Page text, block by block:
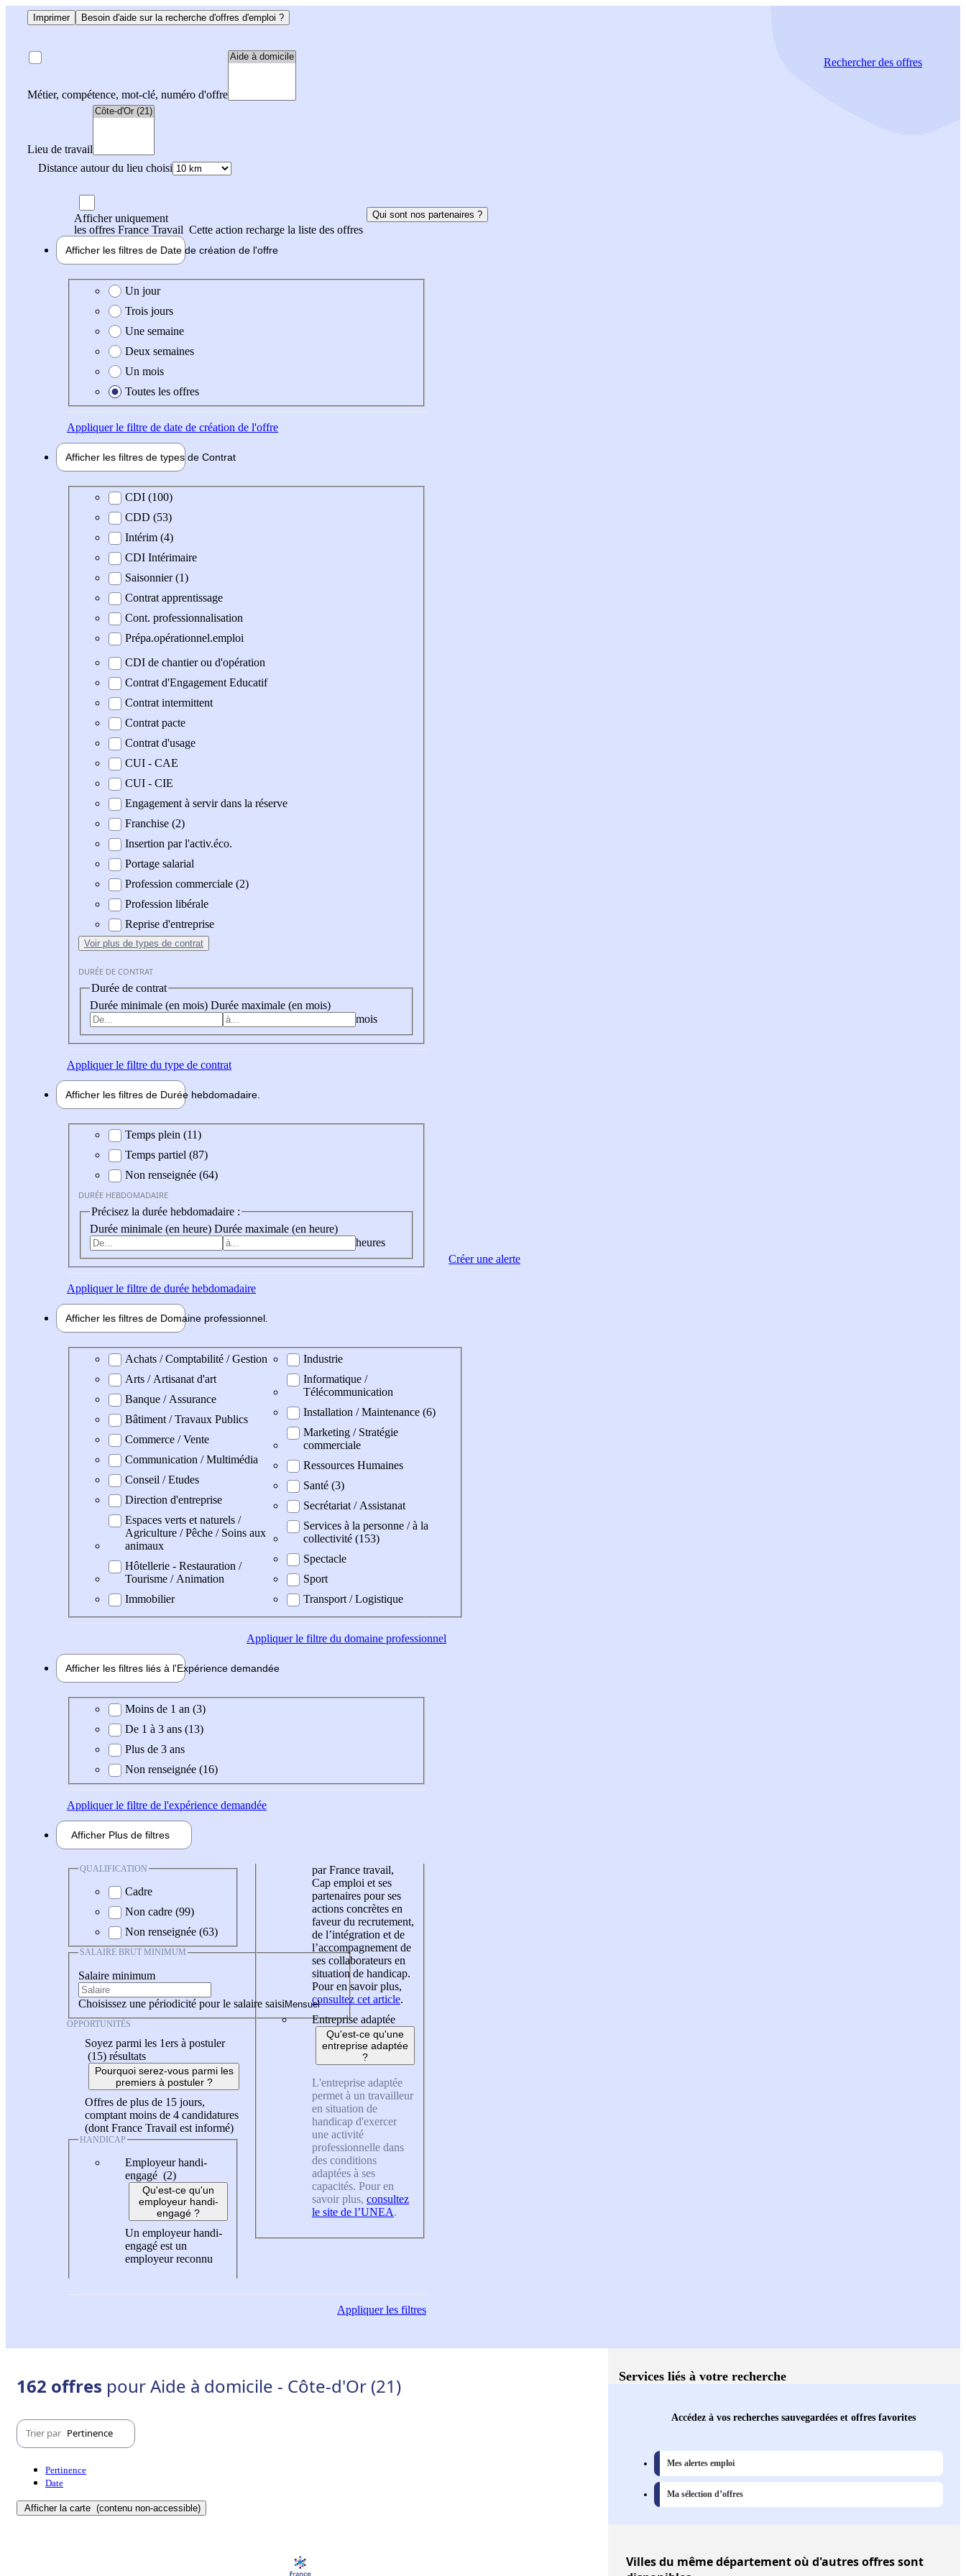
Imprimer Besoin d'aide sur la recherche d'offres d'emploi ?
Métier, compétence, mot-clé, numéro d'offre
Lieu de travail
Distance autour du lieu choisi
Rechercherdes offres
Afficher uniquement
les offres France Travail Cette action recharge la liste des offres
Qui sont nos partenaires ?
Afficher les filtres de Date de création de l'offre
Date de création de l'offre
Un jour
Trois jours
Une semaine
Deux semaines
Un mois
Toutes les offres
Appliquerle filtre de date de création de l'offre
Afficher les filtres de types de Contrat
Type de contratCDI (100)
CDD (53)
Intérim (4)
CDI Intérimaire
Saisonnier (1)
Contrat apprentissage
Cont. professionnalisation
Prépa.opérationnel.emploi
CDI de chantier ou d'opération
Contrat d'Engagement Educatif
Contrat intermittent
Contrat pacte
Contrat d'usage
CUI - CAE
CUI - CIE
Engagement à servir dans la réserve
Franchise (2)
Insertion par l'activ.éco.
Portage salarial
Profession commerciale (2)
Profession libérale
Reprise d'entreprise
Voir plus de types de contrat
DURÉE DE CONTRAT
Durée de contrat
Durée minimale (en mois) Durée maximale (en mois)
mois
Appliquerle filtre du type de contrat
Afficher les filtres de Durée hebdomadaire
Durée hebdomadaire
Temps plein (11)
Temps partiel (87)
Non renseignée (64)
DURÉE HEBDOMADAIRE
Précisez la durée hebdomadaire :
Durée minimale (en heure) Durée maximale (en heure)
heures
Appliquerle filtre de durée hebdomadaire
Afficher les filtres de Domaine professionnel
Domaine professionel
Achats / Comptabilité / Gestion
Arts / Artisanat d'art
Banque / Assurance
Bâtiment / Travaux Publics
Commerce / Vente
Communication / Multimédia
Conseil / Etudes
Direction d'entreprise
Espaces verts et naturels /
Agriculture / Pêche / Soins aux
animaux
Hôtellerie - Restauration /
Tourisme / Animation
Immobilier
Industrie
Informatique /
Télécommunication
Installation / Maintenance (6)
Marketing / Stratégie
commerciale
Ressources Humaines
Santé (3)
Secrétariat / Assistanat
Services à la personne / à la
collectivité (153)
Spectacle
Sport
Transport / Logistique
Appliquerle filtre du domaine professionnel
Afficher les filtres liés à l'Expérience demandée
Expérience demandée
Moins de 1 an (3)
De 1 à 3 ans (13)
Plus de 3 ans
Non renseignée (16)
Appliquerle filtre de l'expérience demandée
Afficher Plus de filtres
QUALIFICATION
Cadre
Non cadre (99)
Non renseignée (63)
SALAIRE BRUT MINIMUM
Salaire minimum
Choisissez une périodicité pour le salaire saisi
OPPORTUNITÉS
Soyez parmi les 1ers à postuler
(15) résultats
Pourquoi serez-vous parmi les
premiers à postuler ?
Offres de plus de 15 jours,
comptant moins de 4 candidatures
(dont France Travail est informé)
HANDICAP
Employeur handi-
engagé (2)
Qu'est-ce qu'un
employeur handi-
engagé ?
Un employeur handi-
engagé est un
employeur reconnu
par France travail,
Cap emploi et ses
partenaires pour ses
actions concrètes en
faveur du recrutement,
de l’intégration et de
l’accompagnement de
ses collaborateurs en
situation de handicap.
Pour en savoir plus,
consultez cet article.
Entreprise adaptée
Qu'est-ce qu'une
entreprise adaptée
?
L'entreprise adaptée
permet à un travailleur
en situation de
handicap d'exercer
une activité
professionnelle dans
des conditions
adaptées à ses
capacités. Pour en
savoir plus, consultez
le site de l’UNEA.
Appliquerles filtres
Créer une alerte
162 offres pour Aide à domicile - Côte-d'Or (21)
Trier par Pertinence
Pertinence
Date
Afficher la carte (contenu non-accessible)
Services liés à votre recherche
Accédez à vos recherches sauvegardées et offres favorites
Mes alertes emploi
Ma sélection d’offres
Villesdu même département où d'autres offres sont